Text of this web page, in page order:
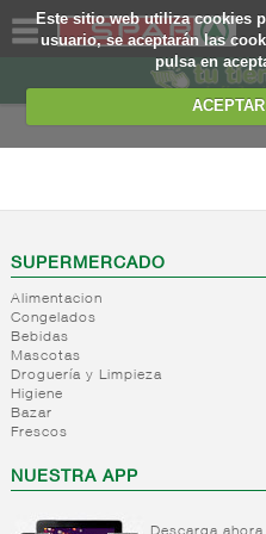
Este sitio web utiliza cookies
usuario, se aceptarán las
pulsa en
SOMOS
WEB
EJEMPLO
Nivel_3
Mayonesas
y salsas
ligeras
+
Mayonesas
Salsas
ligeras
Alioli
Ketchup
Ketchup
Salsas +
Mostaza
Salsas
frias
Salsas
calientes
Vinagres y
aderezantes
Vinagres
concetrado
SUPERMERCADO
Alimentacion
Congelados
Bebidas
Mascotas
Droguería y Limpieza
Higiene
Bazar
Frescos
NUESTRA APP